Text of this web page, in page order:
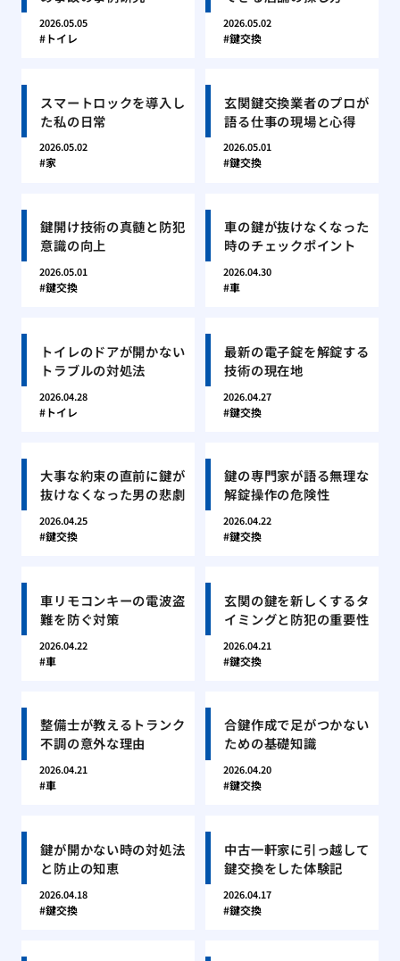
2026.05.05
トイレ
2026.05.02
鍵交換
スマートロックを導入し
た私の日常
2026.05.02
家
玄関鍵交換業者のプロが
語る仕事の現場と心得
2026.05.01
鍵交換
鍵開け技術の真髄と防犯
意識の向上
2026.05.01
鍵交換
車の鍵が抜けなくなった
時のチェックポイント
2026.04.30
車
トイレのドアが開かない
トラブルの対処法
2026.04.28
トイレ
最新の電子錠を解錠する
技術の現在地
2026.04.27
鍵交換
大事な約束の直前に鍵が
抜けなくなった男の悲劇
2026.04.25
鍵交換
鍵の専門家が語る無理な
解錠操作の危険性
2026.04.22
鍵交換
車リモコンキーの電波盗
難を防ぐ対策
2026.04.22
車
玄関の鍵を新しくするタ
イミングと防犯の重要性
2026.04.21
鍵交換
整備士が教えるトランク
不調の意外な理由
2026.04.21
車
合鍵作成で足がつかない
ための基礎知識
2026.04.20
鍵交換
鍵が開かない時の対処法
と防止の知恵
2026.04.18
鍵交換
中古一軒家に引っ越して
鍵交換をした体験記
2026.04.17
鍵交換